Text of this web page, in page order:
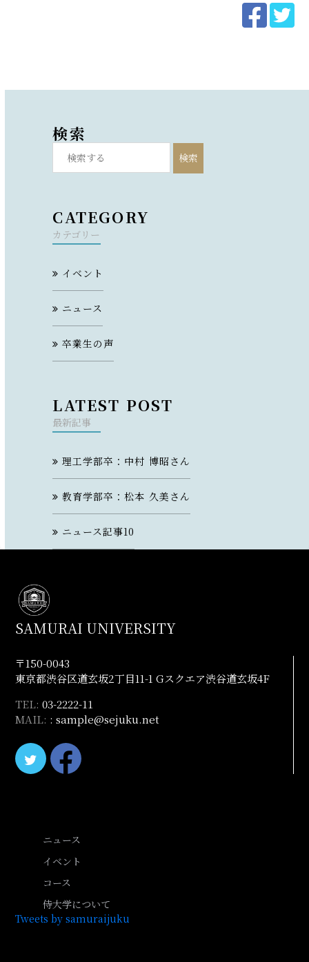
検索
検索
CATEGORY
カテゴリー
イベント
ニュース
卒業生の声
LATEST POST
最新記事
理工学部卒：中村 博昭さん
教育学部卒：松本 久美さん
ニュース記事10
SAMURAI UNIVERSITY
〒150-0043
東京都渋谷区道玄坂2丁目11-1 Gスクエア渋谷道玄坂4F
TEL:03-2222-11
MAIL: : sample@sejuku.net
ニュース
イベント
コース
侍大学について
Tweets by samuraijuku